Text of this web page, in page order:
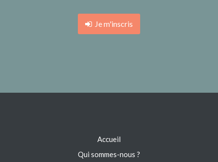
Je m'inscris
Accueil
Qui sommes-nous ?